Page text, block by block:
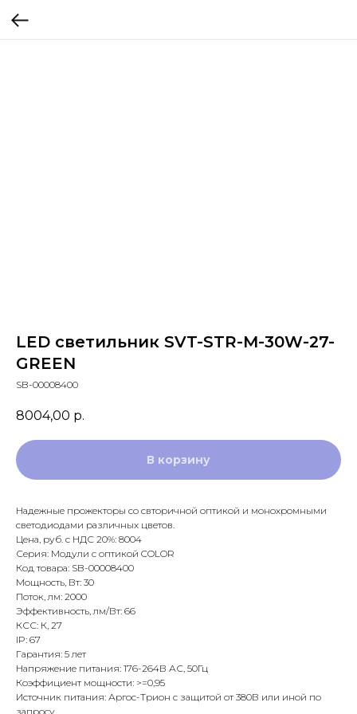
LED светильник SVT-STR-M-30W-27-
GREEN
SB-00008400
8004,00 р.
В корзину
Надежные прожекторы со свторичной оптикой и монохромными
светодиодами различных цветов.
Цена, руб. с НДС 20%: 8004
Серия: Модули с оптикой COLOR
Код товара: SB-00008400
Мощность, Вт: 30
Поток, лм: 2000
Эффективность, лм/Вт: 66
КСС: К, 27
IP: 67
Гарантия: 5 лет
Напряжение питания: 176-264В АС, 50Гц
Коэффициент мощности: >=0,95
Источник питания: Аргос-Трион с защитой от 380В или иной по
запросу